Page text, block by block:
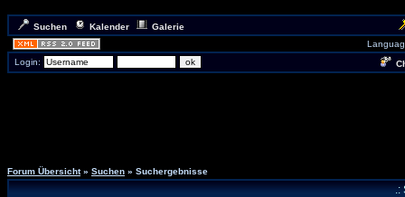
Suchen Kalender
Galerie
Login:
Forum Übersicht» Suchen » Suchergebnisse
.: